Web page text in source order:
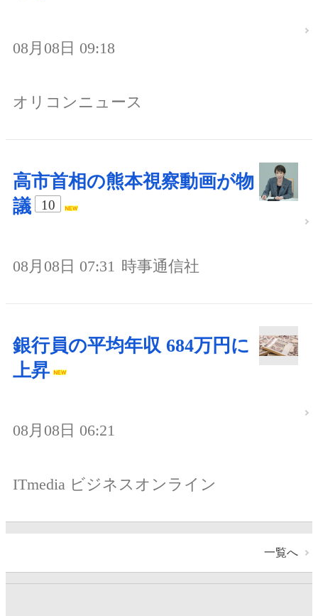
08月08日 09:18
オリコンニュース
高市首相の熊本視察動画が物
議
10
08月08日 07:31 時事通信社
銀行員の平均年収 684万円に
上昇
08月08日 06:21
ITmedia ビジネスオンライン
一覧へ